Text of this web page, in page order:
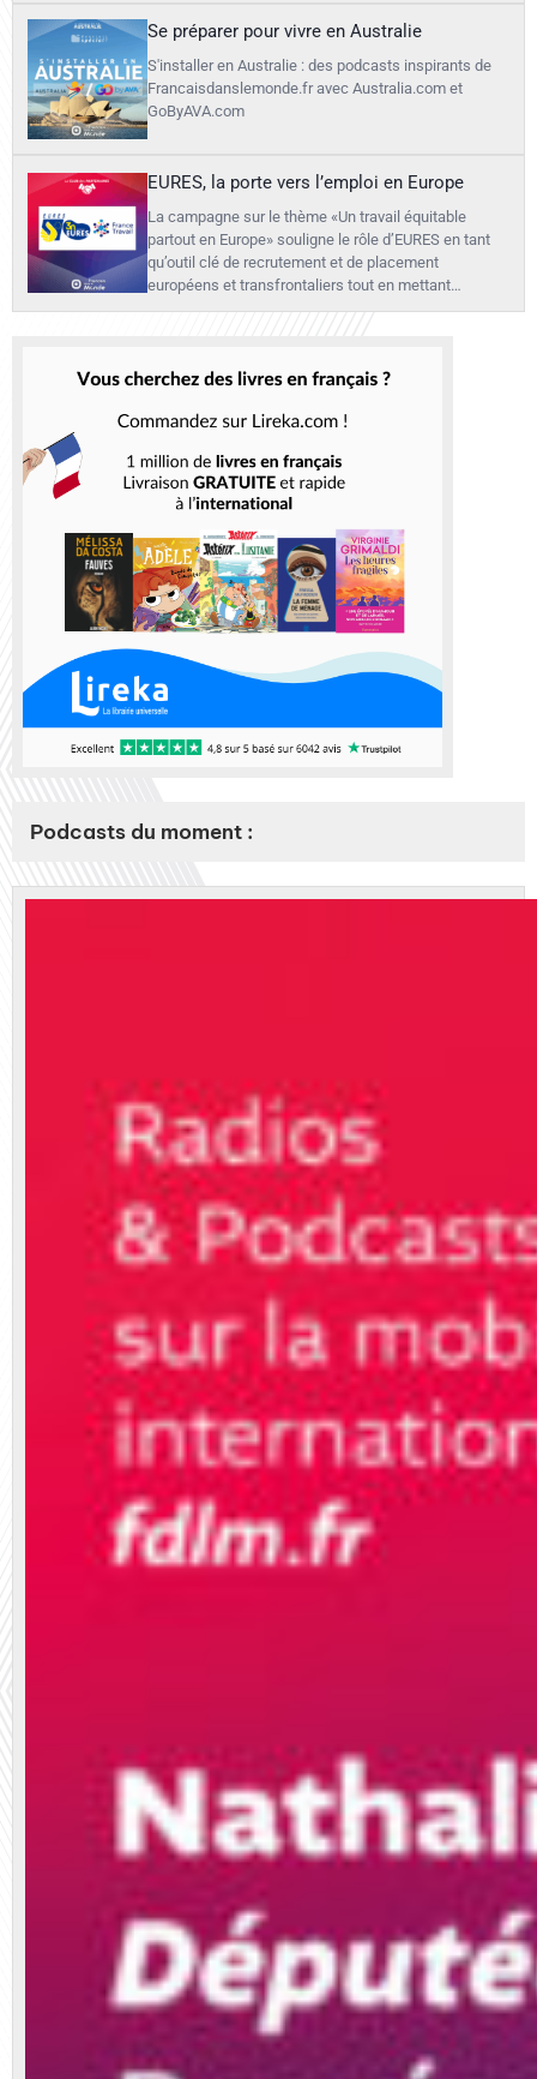
Se préparer pour vivre en Australie
S'installer en Australie : des podcasts inspirants de
Francaisdanslemonde.fr avec Australia.com et
GoByAVA.com
EURES, la porte vers l’emploi en Europe
La campagne sur le thème «Un travail équitable
partout en Europe» souligne le rôle d’EURES en tant
qu’outil clé de recrutement et de placement
européens et transfrontaliers tout en mettant…
Podcasts du moment :